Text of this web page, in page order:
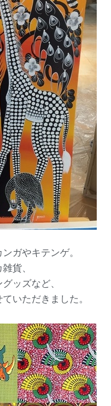
ガやキテンゲ。
貨、
ッズなど、
いただきました。